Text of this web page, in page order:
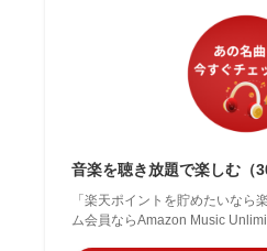
音楽を聴き放題で楽しむ（
「楽天ポイントを貯めたいなら
ム会員ならAmazon Music